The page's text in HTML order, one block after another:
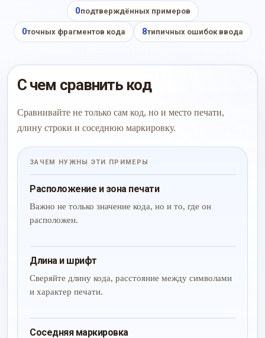
0подтверждённых примеров
0точных фрагментов кода 8типичных ошибок ввода
С чем сравнить код
Сравнивайте не только сам код, но и место печати,
длину строки и соседнюю маркировку.
ЗАЧЕМ НУЖНЫ ЭТИ ПРИМЕРЫ
Расположение и зона печати
Важно не только значение кода, но и то, где он
расположен.
Длина и шрифт
Сверяйте длину кода, расстояние между символами
и характер печати.
Соседняя маркировка